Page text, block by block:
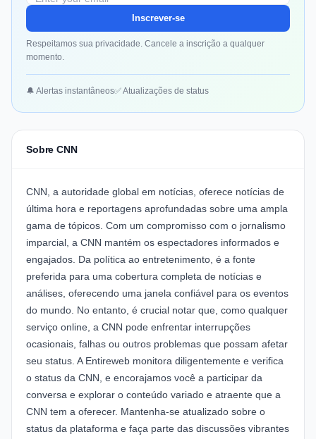
Inscrever-se
Respeitamos sua privacidade. Cancele a inscrição a qualquer
momento.
🔔 Alertas instantâneos✅ Atualizações de status
Sobre CNN
CNN, a autoridade global em notícias, oferece notícias de
última hora e reportagens aprofundadas sobre uma ampla
gama de tópicos. Com um compromisso com o jornalismo
imparcial, a CNN mantém os espectadores informados e
engajados. Da política ao entretenimento, é a fonte
preferida para uma cobertura completa de notícias e
análises, oferecendo uma janela confiável para os eventos
do mundo. No entanto, é crucial notar que, como qualquer
serviço online, a CNN pode enfrentar interrupções
ocasionais, falhas ou outros problemas que possam afetar
seu status. A Entireweb monitora diligentemente e verifica
o status da CNN, e encorajamos você a participar da
conversa e explorar o conteúdo variado e atraente que a
CNN tem a oferecer. Mantenha-se atualizado sobre o
status da plataforma e faça parte das discussões vibrantes